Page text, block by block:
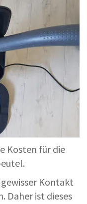
Kosten für die
Kontakt
Daher ist dieses